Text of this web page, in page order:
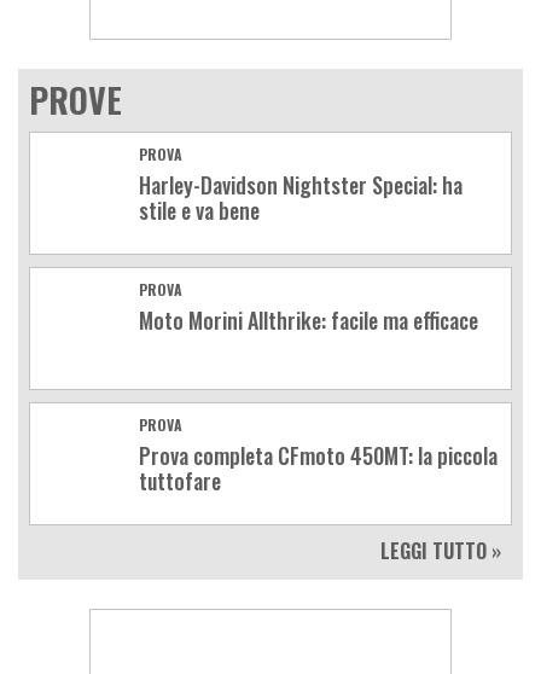
PROVE
PROVA
Harley-Davidson Nightster Special: ha
stile e va bene
PROVA
Moto Morini Allthrike: facile ma efficace
PROVA
Prova completa CFmoto 450MT: la piccola
tuttofare
LEGGI TUTTO »